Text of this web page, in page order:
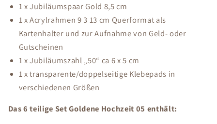
1 x Jubiläumspaar Gold 8,5 cm
1 x Acrylrahmen 9 3 13 cm Querformat als
Kartenhalter und zur Aufnahme von Geld- oder
Gutscheinen
1 x Jubiläumszahl „50“ ca 6 x 5 cm
1 x transparente/doppelseitige Klebepads in
verschiedenen Größen
Das 6 teilige Set Goldene Hochzeit 05 enthält: